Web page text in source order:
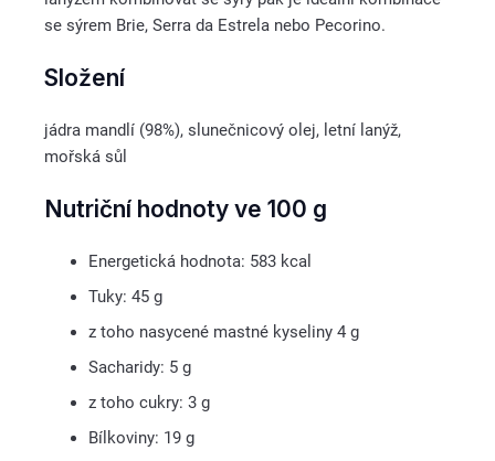
se sýrem Brie, Serra da Estrela nebo Pecorino.
Složení
jádra mandlí (98%), slunečnicový olej, letní lanýž,
mořská sůl
Nutriční hodnoty ve 100 g
Energetická hodnota: 583 kcal
Tuky: 45 g
z toho nasycené mastné kyseliny 4 g
Sacharidy: 5 g
z toho cukry: 3 g
Bílkoviny: 19 g